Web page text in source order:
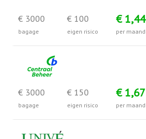
€ 3000
bagage
€ 100
eigen risico
€ 1,44
per maand
€ 3000
bagage
€ 150
eigen risico
€ 1,67
per maand